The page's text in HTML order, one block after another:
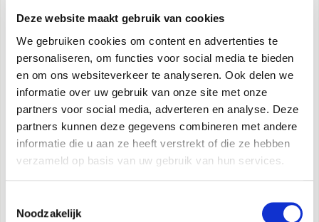
Deze website maakt gebruik van cookies
We gebruiken cookies om content en advertenties te
personaliseren, om functies voor social media te bieden
en om ons websiteverkeer te analyseren. Ook delen we
informatie over uw gebruik van onze site met onze
partners voor social media, adverteren en analyse. Deze
partners kunnen deze gegevens combineren met andere
informatie die u aan ze heeft verstrekt of die ze hebben
verzameld op basis van uw gebruik van hun services.
Noodzakelijk
om Olimpia Splendid op afstand te bedienen met
wandbediening of domotica-bediening, via het
Modbus RS485 signaalprotocol.
2)AR-model (Analogic Remote), zorgt voor
universele bediening op afstand van alle
wandbediening en domotica-systemen, via het
analoge 0-10 V of digitale signaalprotocol met 4
snelheden.
KENMERKEN